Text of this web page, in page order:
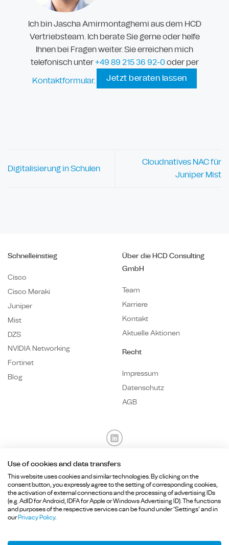
Ich bin Jascha Amirmontaghemi aus dem HCD
Vertriebsteam. Ich berate Sie gerne oder helfe
Ihnen bei Fragen weiter. Sie erreichen mich
telefonisch unter+49 89215 36 92-0oder per
Kontaktformular. Jetzt beraten lassen
Digitalisierung in Schulen
Cloudnatives NAC für
Juniper Mist
Schnelleinstieg
Cisco
Cisco Meraki
Juniper
Mist
DZS
NVIDIA Networking
Fortinet
Blog
Über die HCD Consulting
GmbH
Team
Karriere
Kontakt
Aktuelle Aktionen
Recht
Impressum
Datenschutz
AGB
Fragen? Wir sind für Sie da.
+49 89215 36 92-0
info@hcd-consulting.de
Use of cookies and data transfers
This website uses cookies and similar technologies. By clicking on the
consent button, you expressly agree to the setting of corresponding cookies,
the activation of external connections and the processing of advertising IDs
(e.g. AdID for Android, IDFA for Apple or Windows Advertising ID). The functions
and purposes of the respective services can be found under ‘Settings’ and in
ourPrivacy Policy.